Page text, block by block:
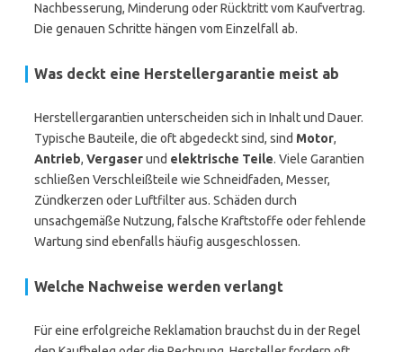
Nachbesserung, Minderung oder Rücktritt vom Kaufvertrag.
Die genauen Schritte hängen vom Einzelfall ab.
Was deckt eine Herstellergarantie meist ab
Herstellergarantien unterscheiden sich in Inhalt und Dauer.
Typische Bauteile, die oft abgedeckt sind, sind Motor,
Antrieb, Vergaserund elektrische Teile. Viele Garantien
schließen Verschleißteile wie Schneidfaden, Messer,
Zündkerzen oder Luftfilter aus. Schäden durch
unsachgemäße Nutzung, falsche Kraftstoffe oder fehlende
Wartung sind ebenfalls häufig ausgeschlossen.
Welche Nachweise werden verlangt
Für eine erfolgreiche Reklamation brauchst du in der Regel